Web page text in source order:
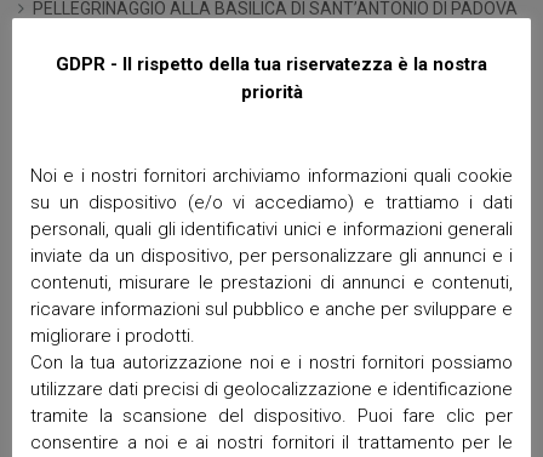
PELLEGRINAGGIO ALLA BASILICA DI SANT’ANTONIO DI PADOVA
Solennità del CORPUS DOMINI Giovedì 4 giugno 2026
5 PASSI ALLA VITA IN DIALOGO CON LA COMUNITÀ
Commenti recenti
Archivi
Giugno 2026
Aprile 2026
Marzo 2026
Febbraio 2026
GDPR - Il rispetto della tua riservatezza è la nostra
priorità
Noi e i nostri fornitori archiviamo informazioni quali cookie
su un dispositivo (e/o vi accediamo) e trattiamo i dati
personali, quali gli identificativi unici e informazioni generali
inviate da un dispositivo, per personalizzare gli annunci e i
contenuti, misurare le prestazioni di annunci e contenuti,
ricavare informazioni sul pubblico e anche per sviluppare e
migliorare i prodotti.
Con la tua autorizzazione noi e i nostri fornitori possiamo
utilizzare dati precisi di geolocalizzazione e identificazione
tramite la scansione del dispositivo. Puoi fare clic per
consentire a noi e ai nostri fornitori il trattamento per le